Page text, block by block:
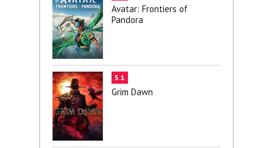
Avatar: Frontiers of
Pandora
5.1
Grim Dawn